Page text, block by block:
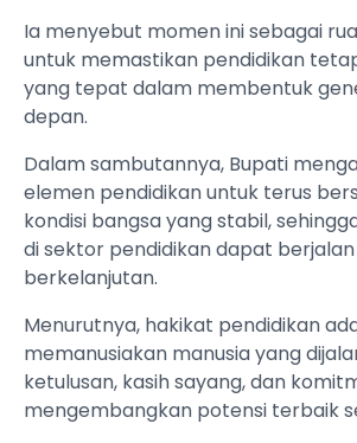
Ia menyebut momen ini sebagai
untuk memastikan pendidikan
yang tepat dalam membentuk
depan.
Dalam sambutannya, Bupati
elemen pendidikan untuk terus
kondisi bangsa yang stabil,
di sektor pendidikan dapat
berkelanjutan.
Menurutnya, hakikat pendidikan
memanusiakan manusia yang
ketulusan, kasih sayang, dan
mengembangkan potensi terbaik